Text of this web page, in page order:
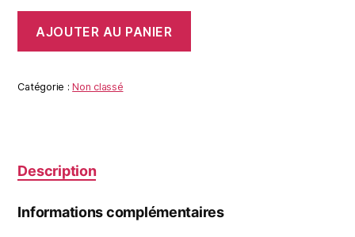
TREMELIN
MONSTER
AJOUTER AU PANIER
Catégorie :Non classé
Description
Informations complémentaires